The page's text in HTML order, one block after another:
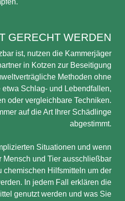
GERECHT WERDEN
ist, nutzen die Kammerjäger
in Kotzen zur Beseitigung
Methoden ohne
Schlag- und Lebendfallen,
oder vergleichbare Techniken.
auf die Art Ihrer Schädlinge
abgestimmt.
Situationen und wenn
Mensch und Tier ausschließbar
chemischen Hilfsmitteln um der
In jedem Fall erklären die
genutzt werden und was Sie